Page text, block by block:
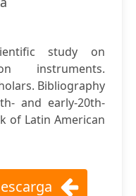
study on
instruments.
Bibliography
and early-20th-
of Latin American